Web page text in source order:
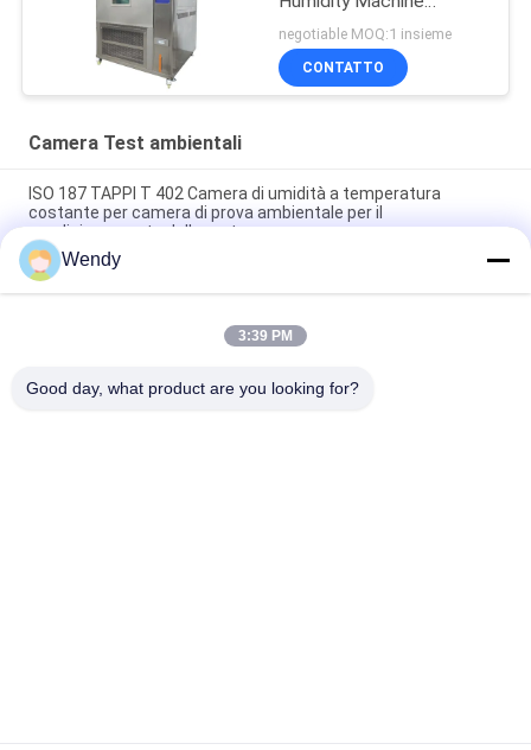
programmabile
negotiable MOQ:1 insieme
CONTATTO
Camera Test ambientali
ISO 187 TAPPI T 402 Camera di umidità a temperatura
costante per camera di prova ambientale per il
condizionamento della carta
Cass composito asciutto e bagnato del NSS Aass della
camera di prova 60L 120L di corrosione dello spruzzo di sale
Camera di prova da tavolino di umidità di temperatura, camera
Wendy
3:39 PM
Good day, what product are you looking for?